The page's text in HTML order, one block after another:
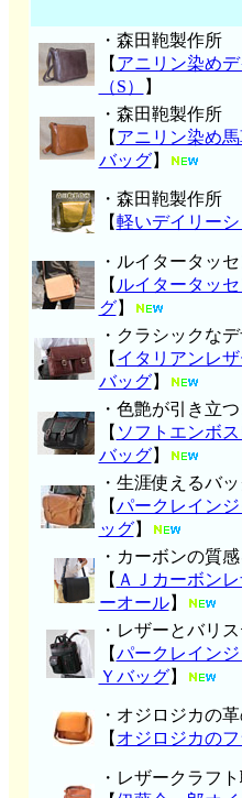
・森田鞄製作所
【 アニリン染め
（S）
】
・森田鞄製作所
【 アニリン染め
バッグ】
・森田鞄製作所
【軽いデイリー
・ルイタータッ
【 ルイタータッ
グ】
・クラシックな
【 イタリアンレ
バッグ】
・色艶が引き立
【 ソフトエンボ
バッグ】
・生涯使えるバ
【パークレイン
ッグ】
・カーボンの質
【 ＡＪカーボン
ーオール】
・レザーとバリ
【パークレイン
Ｙバッグ】
・オジロジカの
【 オジロジカの
・レザークラフ